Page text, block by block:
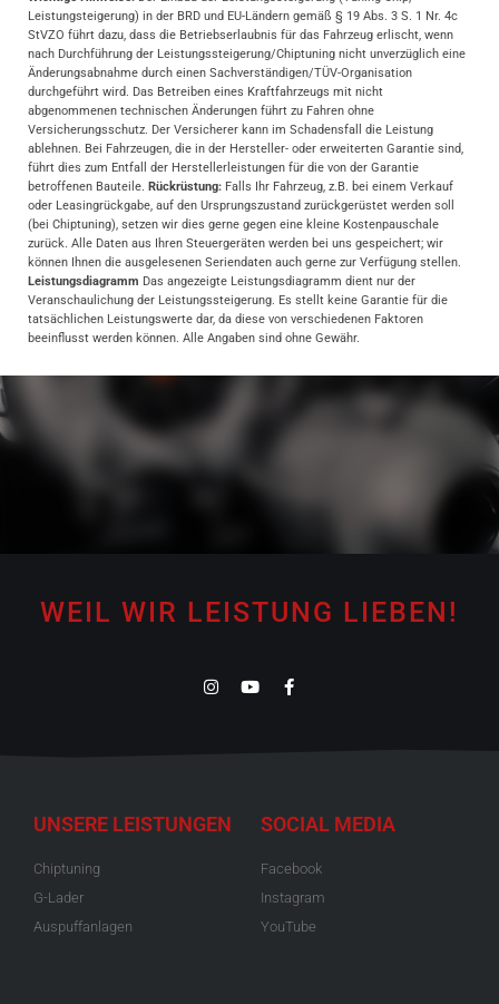
Leistungsteigerung) in der BRD und EU-Ländern gemäß § 19 Abs. 3 S. 1 Nr. 4c
StVZO führt dazu, dass die Betriebserlaubnis für das Fahrzeug erlischt, wenn
nach Durchführung der Leistungssteigerung/Chiptuning nicht unverzüglich eine
Änderungsabnahme durch einen Sachverständigen/TÜV-Organisation
durchgeführt wird. Das Betreiben eines Kraftfahrzeugs mit nicht
abgenommenen technischen Änderungen führt zu Fahren ohne
Versicherungsschutz. Der Versicherer kann im Schadensfall die Leistung
ablehnen. Bei Fahrzeugen, die in der Hersteller- oder erweiterten Garantie sind,
führt dies zum Entfall der Herstellerleistungen für die von der Garantie
betroffenen Bauteile. Rückrüstung: Falls Ihr Fahrzeug, z.B. bei einem Verkauf
oder Leasingrückgabe, auf den Ursprungszustand zurückgerüstet werden soll
(bei Chiptuning), setzen wir dies gerne gegen eine kleine Kostenpauschale
zurück. Alle Daten aus Ihren Steuergeräten werden bei uns gespeichert; wir
können Ihnen die ausgelesenen Seriendaten auch gerne zur Verfügung stellen.
Leistungsdiagramm Das angezeigte Leistungsdiagramm dient nur der
Veranschaulichung der Leistungssteigerung. Es stellt keine Garantie für die
tatsächlichen Leistungswerte dar, da diese von verschiedenen Faktoren
beeinflusst werden können. Alle Angaben sind ohne Gewähr.
WEIL WIR LEISTUNG LIEBEN!
UNSERE LEISTUNGEN
Chiptuning
G-Lader
Auspuffanlagen
SOCIAL MEDIA
Facebook
Instagram
YouTube